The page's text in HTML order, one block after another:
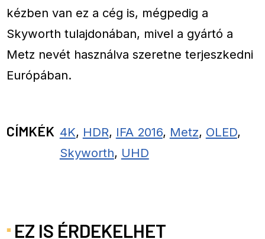
kézben van ez a cég is, mégpedig a
Skyworth tulajdonában, mivel a gyártó a
Metz nevét használva szeretne terjeszkedni
Európában.
CÍMKÉK 4K, HDR, IFA 2016, Metz, OLED,
Skyworth, UHD
EZ IS ÉRDEKELHET